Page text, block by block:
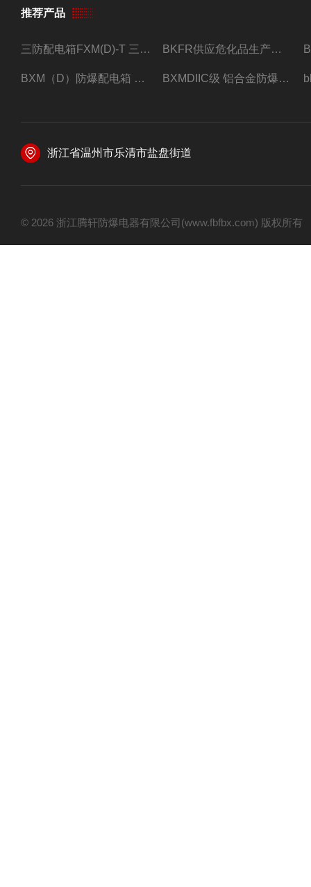
推荐产品
三防配电箱FXM(D)-T 三防型黑色工程塑料 BKFR供应危化品生产车间1.5匹2匹3匹5匹防爆空调
BXM（D）防爆配电箱 防爆照明动力箱厂家 定做 BXMDIIC级 铝合金防爆照明动力配电箱 加工定做
浙江省温州市乐清市盐盘街道
© 2026 浙江腾轩防爆电器有限公司(www.fbfbx.com) 版权所